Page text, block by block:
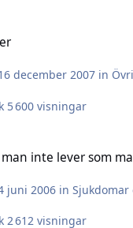
december 2007 in
5 600 visningar
inte lever som
juni 2006 in
2 612 visningar